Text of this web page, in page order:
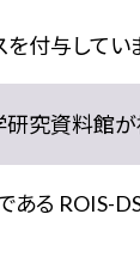
付与してい
学研究資料
ある ROIS-